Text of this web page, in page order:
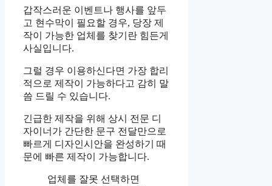
갑작스러운 이벤트나 행사를 앞두
고 현수막이 필요할 경우, 당장 제
작이 가능한 업체를 찾기란 힘든게
사실입니다.
그럴 경우 이용하신다면 가장 합리
적으로 제작이 가능하다고 감히 말
씀 드릴 수 있습니다.
긴급한 제작을 위해 상시 전문 디
자이너가 간단한 문구 전달만으로
빠르게 디자인시안을 완성하기 때
문에 빠른 제작이 가능합니다.
업체를 잘못 선택하면